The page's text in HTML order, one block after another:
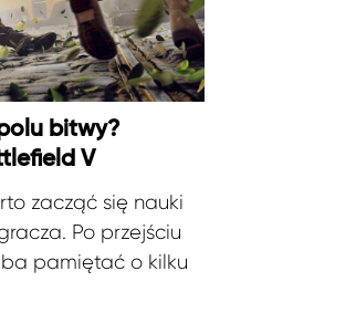
bitwy?
V
zacząć się nauki
Po przejściu
pamiętać o kilku